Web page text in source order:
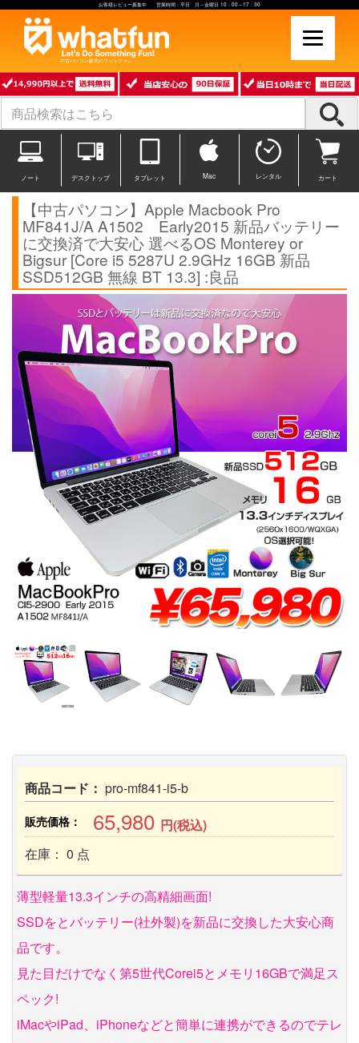
お客様レビュー募集中 営業時間：平日 月～金曜日 10：00～17：30
中古パソコン販売のワットファン
ノート デスクトップ タブレット Mac レンタル カート
【中古パソコン】Apple Macbook Pro
MF841J/A A1502 Early2015 新品バッテリー
に交換済で大安心 選べるOS Monterey or
Bigsur [Core i5 5287U 2.9GHz 16GB 新品
SSD512GB 無線 BT 13.3] :良品
商品コード： pro-mf841-i5-b
販売価格： 65,980 円(税込)
在庫： 0 点
薄型軽量13.3インチの高精細画面!
SSDをとバッテリー(社外製)を新品に交換した大安心商
品です。
見た目だけでなく第5世代Corei5とメモリ16GBで満足ス
ペック!
iMacやiPad、iPhoneなどと簡単に連携ができるのでテレ